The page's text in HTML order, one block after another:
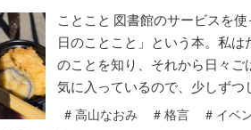
ことこと 図書館のサービスを
日のことこと」という本。私
のことを知り、それから日々ご
気に入っているので、少しずつ
# 高山なおみ # 格言 # イベ